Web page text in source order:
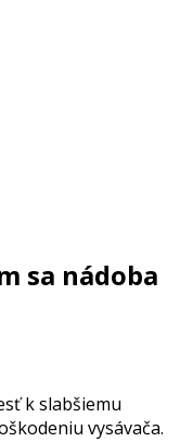
sa nádoba
k slabšiemu
vysávača.